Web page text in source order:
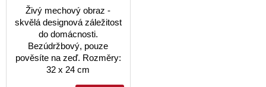
Živý mechový obraz -
skvělá designová záležitost
do domácnosti.
Bezúdržbový, pouze
pověsíte na zeď. Rozměry:
32 x 24 cm